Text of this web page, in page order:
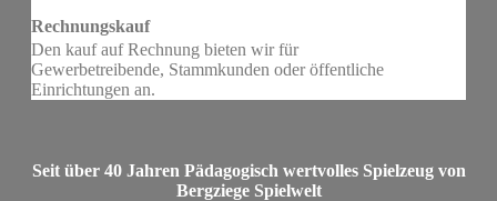
Rechnungskauf
Den kauf auf Rechnung bieten wir für
Gewerbetreibende, Stammkunden oder öffentliche
Einrichtungen an.
Seit über 40 Jahren Pädagogisch wertvolles Spielzeug von
Bergziege Spielwelt